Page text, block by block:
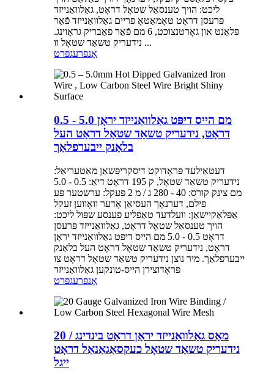
ליכט: הויך טענסאַל שטאָל דראָט, גאַלוואַנייזד
פּרעסן דראָט טאָמאַטאָ פריים גאַלוואַנייזד פֿאַר
פּלאַנט און גאָרטנצוכט, 6 מם פֿאַר פאַבריק גראָוינג.
נידעריק טשאַד שטאָל וו ...
אָנפרעגפּרט
0.5 - 5.0 מם הייס דיפּט גאַלוואַנייזד יראָן
דראָט, נידעריק טשאַד שטאָל דראָט העל
בלאַנק ייבערפלאַך
דעטאַילעד פּראָדוקט דיסקריפּשאַן מאַטעריאַל:
נידעריק טשאַד שטאָל, ק 195 דראָט דיאַ: 0.5 - 5.0
מם צינק קורס: 40 - 280 ג / מ 2 פּעקל: ערשטער פּע
פילם, דערנאָך העסיאַן אָדער וואָווען זעקל
אַפּלאַקיישאַן: וועלדעד טאַפליע פענסע שפּול ליכט:
הויך טענסאַל שטאָל דראָט, גאַלוואַנייזד פּרעסן
דראָט 0.5 - 5.0 מם הייס דיפּט גאַלוואַנייזד יראָן
דראָט, נידעריק טשאַד שטאָל דראָט העל בלאַנק
ייבערפלאַך. מיר נוצן נידעריק טשאַד שטאָל דראָט צו
פּראָדוצירן הייס-טונקען גאַלוואַנייזד
אָנפרעגפּרט
20 מאָס גאַלוואַנייזד יראָן דראָט בינדינג /
נידעריק טשאַד שטאָל כעקסאַגאַנאַל דראָט
ייגל